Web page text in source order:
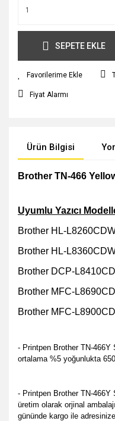
SEPETE EKLE
Fiyat Alarmı
Ürün Bilgisi
Brother TN-466
Uyumlu Yazıcı
Brother HL-
Brother HL-
Brother DCP-
Brother MFC-
Brother MFC-
- Printpen Brother TN-466Y
ortalama %5 yoğunlukta
- Printpen Brother TN-466Y
üretim olarak orjinal
gününde kargo ile